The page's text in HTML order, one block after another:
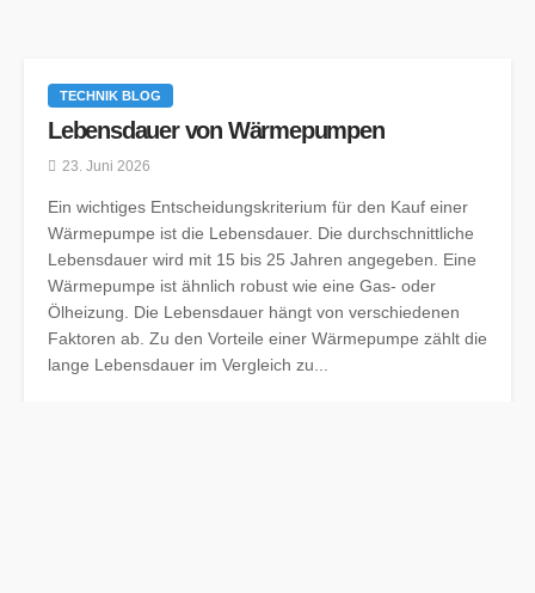
TECHNIK BLOG
Lebensdauer von Wärmepumpen
23. Juni 2026
Ein wichtiges Entscheidungskriterium für den Kauf einer
Wärmepumpe ist die Lebensdauer. Die durchschnittliche
Lebensdauer wird mit 15 bis 25 Jahren angegeben. Eine
Wärmepumpe ist ähnlich robust wie eine Gas- oder
Ölheizung. Die Lebensdauer hängt von verschiedenen
Faktoren ab. Zu den Vorteile einer Wärmepumpe zählt die
lange Lebensdauer im Vergleich zu...